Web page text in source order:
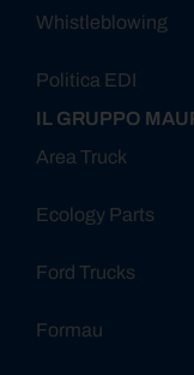
Whistleblowing
Politica EDI
IL GRUPPO
Area Truck
Ecology Parts
Ford Trucks
Formau